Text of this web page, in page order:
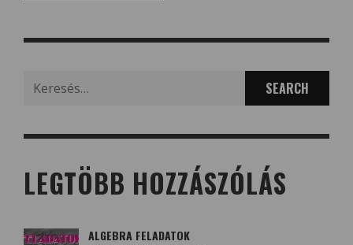
for:
LEGTÖBB HOZZÁSZÓLÁS
ALGEBRA FELADATOK